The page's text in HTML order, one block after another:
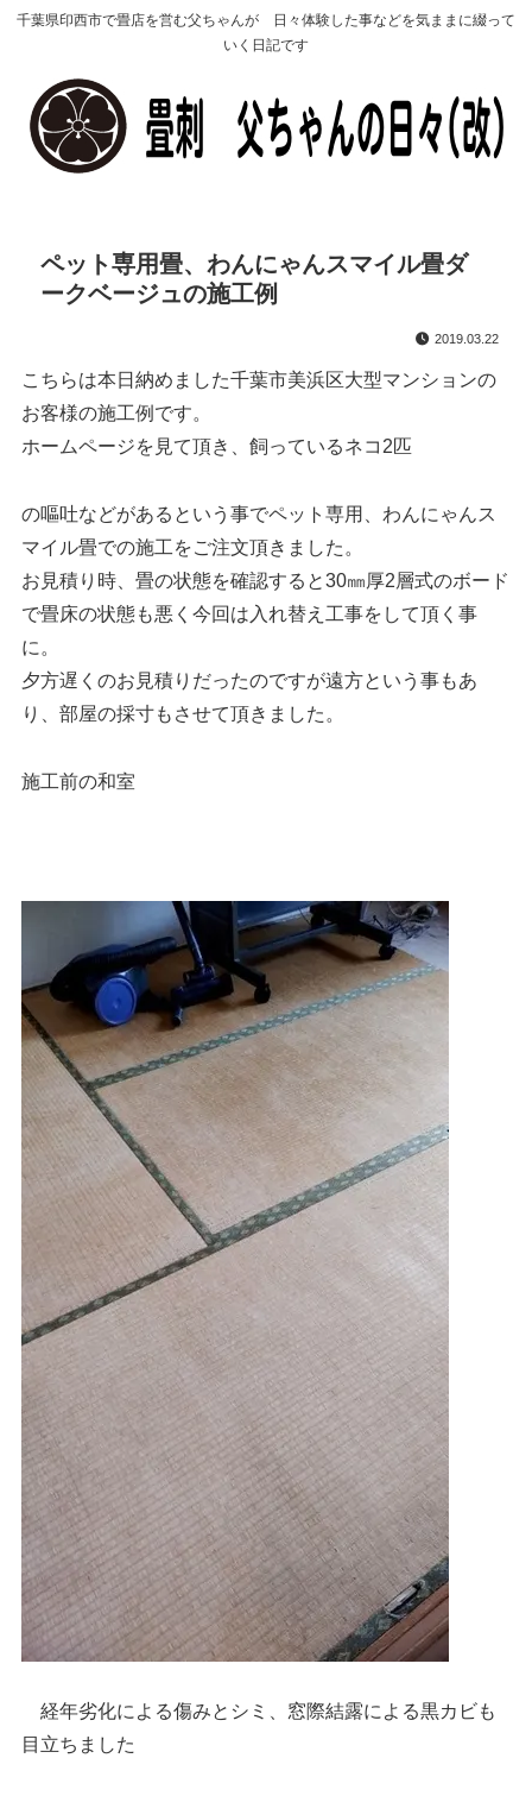
千葉県印西市で畳店を営む父ちゃんが 日々体験した事などを気ままに綴って
いく日記です
ペット専用畳、わんにゃんスマイル畳ダ
ークベージュの施工例
2019.03.22
こちらは本日納めました千葉市美浜区大型マンションの
お客様の施工例です。
ホームページを見て頂き、飼っているネコ2匹
の嘔吐などがあるという事でペット専用、わんにゃんス
マイル畳での施工をご注文頂きました。
お見積り時、畳の状態を確認すると30㎜厚2層式のボード
で畳床の状態も悪く今回は入れ替え工事をして頂く事
に。
夕方遅くのお見積りだったのですが遠方という事もあ
り、部屋の採寸もさせて頂きました。
施工前の和室
経年劣化による傷みとシミ、窓際結露による黒カビも
目立ちました